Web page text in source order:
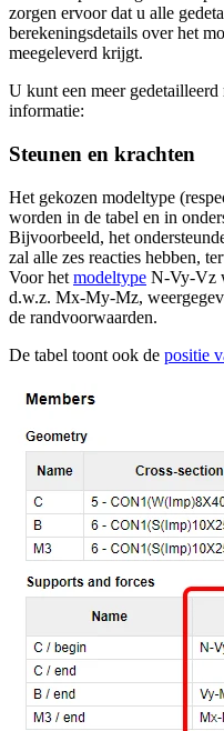
zorgen ervoor dat u alle
berekeningsdetails over het
meegeleverd krijgt.
U kunt een meer
informatie:
Steunen en krachten
Het gekozen modeltype
worden in de tabel en in
Bijvoorbeeld, het
zal alle zes reacties hebben,
Voor het modeltype N-Vy-Vz
d.w.z. Mx-My-Mz,
de randvoorwaarden.
De tabel toont ook de positie